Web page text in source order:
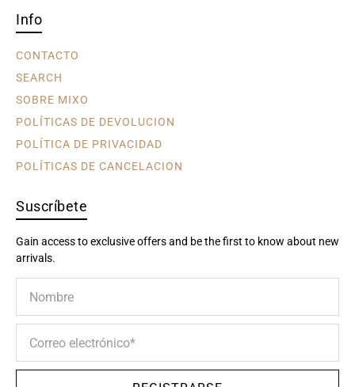
Info
CONTACTO
SEARCH
SOBRE MIXO
POLÍTICAS DE DEVOLUCION
POLÍTICA DE PRIVACIDAD
POLÍTICAS DE CANCELACION
Suscríbete
Gain access to exclusive offers and be the first to know about new
arrivals.